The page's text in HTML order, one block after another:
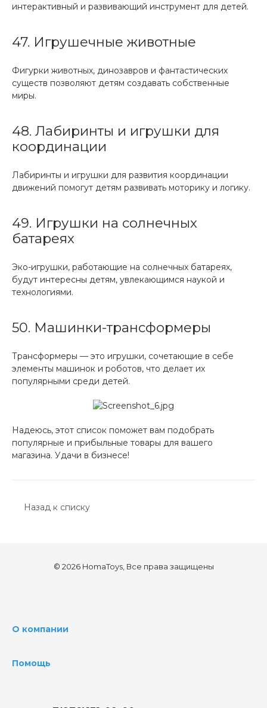
интерактивный и развивающий инструмент для детей.
47. Игрушечные животные
Фигурки животных, динозавров и фантастических
существ позволяют детям создавать собственные
миры.
48. Лабиринты и игрушки для
координации
Лабиринты и игрушки для развития координации
движений помогут детям развивать моторику и логику.
49. Игрушки на солнечных
батареях
Эко-игрушки, работающие на солнечных батареях,
будут интересны детям, увлекающимся наукой и
технологиями.
50. Машинки-трансформеры
Трансформеры — это игрушки, сочетающие в себе
элементы машинок и роботов, что делает их
популярными среди детей.
Надеюсь, этот список поможет вам подобрать
популярные и прибыльные товары для вашего
магазина. Удачи в бизнесе!
Назад к списку
© 2026 HomaToys, Все права защищены
О компании
Помощь